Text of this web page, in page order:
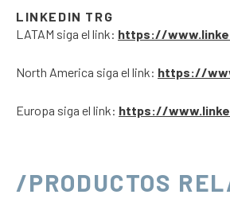
LINKEDIN TRG
LATAM siga el link: https://
North America siga el link: https://
Europa siga el link: https://
/PRODUCTOS